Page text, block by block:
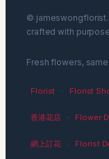
©
crafted with
Fresh flowers,
Florist · Florist
香港花店 · Flower
網上訂花 · Florist